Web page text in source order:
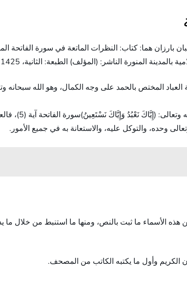
بارزان هما: كتاب: النظرات الماتعة في سورة الفاتحة
(المؤلف) الطبعة: الثانية، 1425 هـ – 2005 م، الصفحة(76)، بتصرف.
المختص بالحمد على وجه الكمال، وهو الله سبحانه
الجانب العملي
وحده، والتوكل عليه، والاستعانة به في جميع الأمور.
الأسماء ما ثبت بالنص، ومنها ما استنبط من خلال ما
الكريم وأول ما يكتبه الكاتب من المصحف.